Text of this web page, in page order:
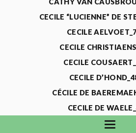
CATHY VAN
CECILE “LUCIENNE” DE
CECILE
CECILE
CECILE
CECILE
CÉCILE DE
CECILE DE
CECILE